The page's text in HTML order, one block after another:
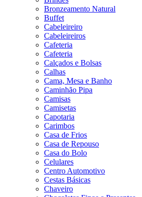
Bronzeamento Natural
Buffet
Cabeleireiro
Cabeleireiros
Cafeteria
Cafeteria
Calçados e Bolsas
Calhas
Cama, Mesa e Banho
Caminhão Pipa
Camisas
Camisetas
Capotaria
Carimbos
Casa de Frios
Casa de Repouso
Casa do Bolo
Celulares
Centro Automotivo
Cestas Básicas
Chaveiro